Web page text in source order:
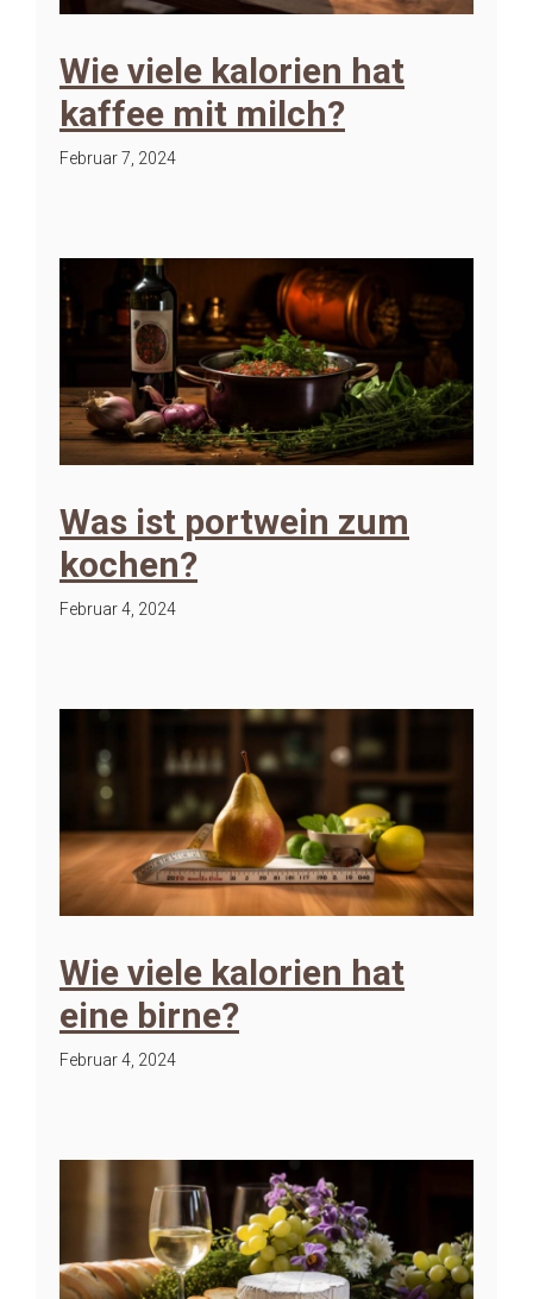
Wie viele kalorien hat
kaffee mit milch?
Februar 7, 2024
Was ist portwein zum
kochen?
Februar 4, 2024
Wie viele kalorien hat
eine birne?
Februar 4, 2024